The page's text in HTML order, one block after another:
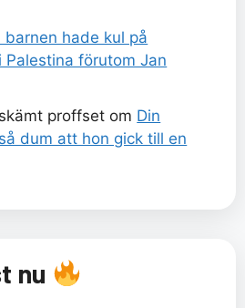
barnen hade kul på
Palestina förutom Jan
proffset om Din
dum att hon gick till en
nu